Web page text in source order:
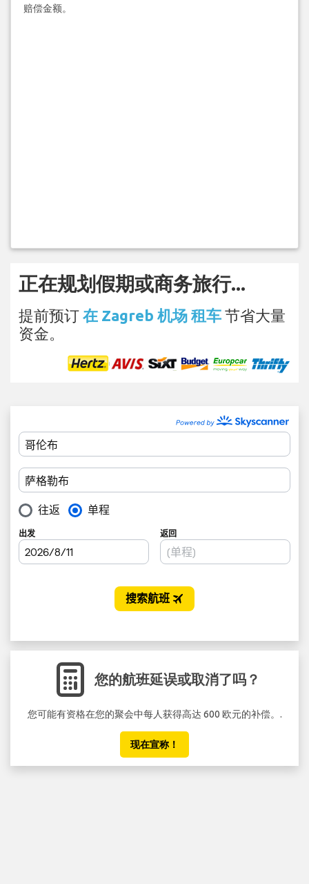
赔偿金额。
正在规划假期或商务旅行...
提前预订 在 Zagreb 机场 租车 节省大量
资金。
您的航班延误或取消了吗？
您可能有资格在您的聚会中每人获得高达 600 欧元的补偿。.
现在宣称！